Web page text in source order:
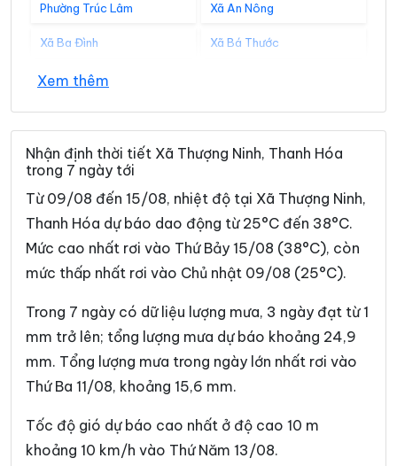
Phường Trúc Lâm Xã An Nông
Xã Ba Đình Xã Bá Thước
Xã Bát Mọt
Xã Các Sơn Xã Cẩm Tân
Xã Cẩm Thạch Xã Cẩm Thủy
Xã Cẩm Tú
Xã Cổ Lũng Xã Công Chính
Xã Điền Lư Xã Điền Quang
Xã Định Hòa Xã Định Tân
Xã Đồng Lương Xã Đông Thành
Xã Đồng Tiến Xã Giao An
Xã Hà Long Xã Hà Trung
Xã Hậu Lộc Xã Hiền Kiệt
Xã Hồ Vương Xã Hoa Lộc
Xem thêm
Nhận định thời tiết Xã Thượng Ninh, Thanh Hóa
trong 7 ngày tới
Từ 09/08 đến 15/08, nhiệt độ tại Xã Thượng Ninh,
Thanh Hóa dự báo dao động từ 25°C đến 38°C.
Mức cao nhất rơi vào Thứ Bảy 15/08 (38°C), còn
mức thấp nhất rơi vào Chủ nhật 09/08 (25°C).
Trong 7 ngày có dữ liệu lượng mưa, 3 ngày đạt từ 1
mm trở lên; tổng lượng mưa dự báo khoảng 24,9
mm. Tổng lượng mưa trong ngày lớn nhất rơi vào
Thứ Ba 11/08, khoảng 15,6 mm.
Tốc độ gió dự báo cao nhất ở độ cao 10 m
khoảng 10 km/h vào Thứ Năm 13/08.